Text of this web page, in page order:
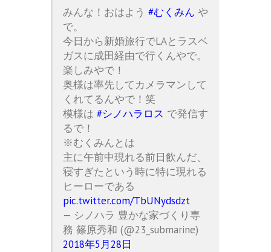
みんな！おはよう #むくみん や
で。
今日から新婚旅行でLAとラスベ
ガスに成田経由で行くんやで。
楽しみやで！
奥様は率先してカメラマンして
くれてるんやで！笑
模様は #シノハラロス で発信す
るで！
※むくみんとは
主に午前中現れる前日飲んだ、
寝すぎたという時に特に現れる
ヒーローである
pic.twitter.com/TbUNydsdzt
— シノハラ 豊かな家づくり専
務 篠原秀和 (@23_submarine)
2018年5月28日